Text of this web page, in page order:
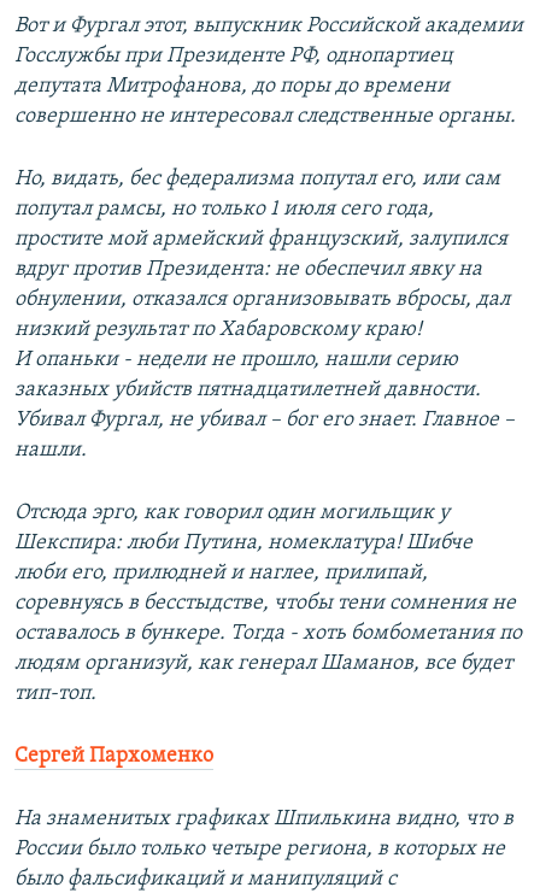
Вот и Фургал этот, выпускник Российской академии
Госслужбы при Президенте РФ, однопартиец
депутата Митрофанова, до поры до времени
совершенно не интересовал следственные органы.
Но, видать, бес федерализма попутал его, или сам
попутал рамсы, но только 1 июля сего года,
простите мой армейский французский, залупился
вдруг против Президента: не обеспечил явку на
обнулении, отказался организовывать вбросы, дал
низкий результат по Хабаровскому краю!
И опаньки - недели не прошло, нашли серию
заказных убийств пятнадцатилетней давности.
Убивал Фургал, не убивал – бог его знает. Главное –
нашли.
Отсюда эрго, как говорил один могильщик у
Шекспира: люби Путина, номеклатура! Шибче
люби его, прилюдней и наглее, прилипай,
соревнуясь в бесстыдстве, чтобы тени сомнения не
оставалось в бункере. Тогда - хоть бомбометания по
людям организуй, как генерал Шаманов, все будет
тип-топ.
Сергей Пархоменко
На знаменитых графиках Шпилькина видно, что в
России было только четыре региона, в которых не
было фальсификаций и манипуляций с